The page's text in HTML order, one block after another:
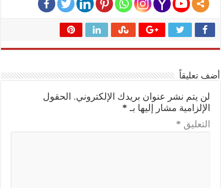
أضف تعليقاً
لن يتم نشر عنوان بريدك الإلكتروني.
الحقول
الإلزامية مشار إليها بـ *
التعليق *